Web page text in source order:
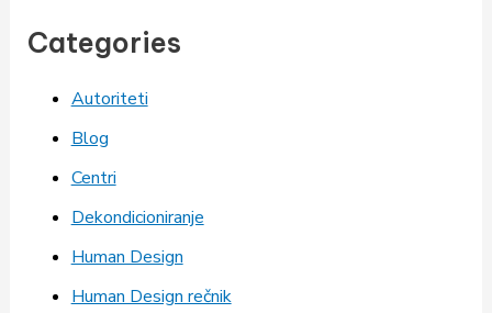
Categories
Autoriteti
Blog
Centri
Dekondicioniranje
Human Design
Human Design rečnik